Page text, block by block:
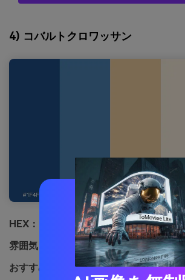
4) コバルトクロワッサン
HEX：
#1f4f86 #4e86b8 #f2d3a1
雰囲気：
明るく、居心地よい、ブティッ
おすすめ用途：ベーカリーポスターデザ